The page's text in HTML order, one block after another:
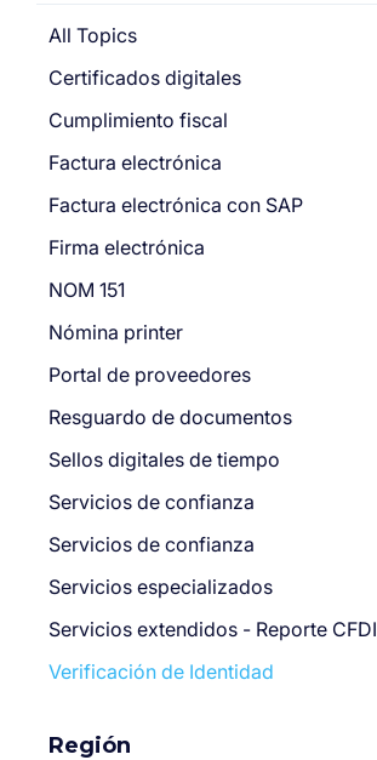
All Topics
Certificados digitales
Cumplimiento fiscal
Factura electrónica
Factura electrónica con SAP
Firma electrónica
NOM 151
Nómina printer
Portal de proveedores
Resguardo de documentos
Sellos digitales de tiempo
Servicios de confianza
Servicios de confianza
Servicios especializados
Servicios extendidos - Reporte CFDI
Verificación de Identidad
Región